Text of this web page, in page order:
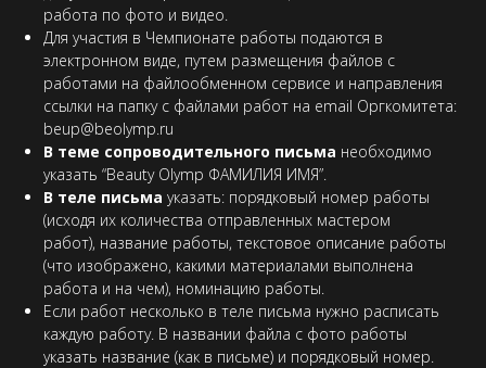
работа по фото и видео.
Для участия в Чемпионате работы подаются в
электронном виде, путем размещения файлов с
работами на файлообменном сервисе и направления
ссылки на папку с файлами работ на email Оргкомитета:
beup@beolymp.ru
В теме сопроводительного письма необходимо
указать “Beauty Olymp ФАМИЛИЯ ИМЯ”.
В теле письма указать: порядковый номер работы
(исходя их количества отправленных мастером
работ), название работы, текстовое описание работы
(что изображено, какими материалами выполнена
работа и на чем), номинацию работы.
Если работ несколько в теле письма нужно расписать
каждую работу. В названии файла с фото работы
указать название (как в письме) и порядковый номер.